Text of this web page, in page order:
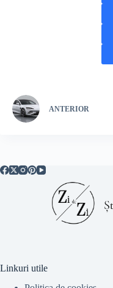
ANTERIOR
Linkuri utile